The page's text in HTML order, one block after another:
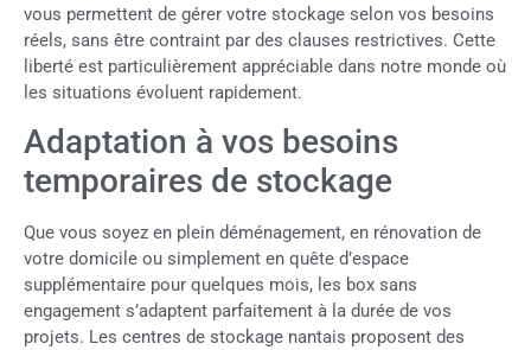
vous permettent de gérer votre stockage selon vos besoins
réels, sans être contraint par des clauses restrictives. Cette
liberté est particulièrement appréciable dans notre monde où
les situations évoluent rapidement.
Adaptation à vos besoins
temporaires de stockage
Que vous soyez en plein déménagement, en rénovation de
votre domicile ou simplement en quête d’espace
supplémentaire pour quelques mois, les box sans
engagement s’adaptent parfaitement à la durée de vos
projets. Les centres de stockage nantais proposent des